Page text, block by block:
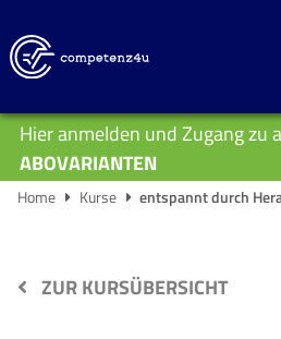
Hier anmelden und Zugang zu
ABOVARIANTEN
Home Kurse entspannt durch
ZUR KURSÜBERSICHT